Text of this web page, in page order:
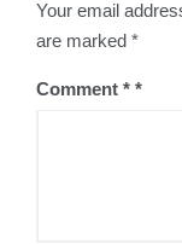
Your email
are marked *
Comment *